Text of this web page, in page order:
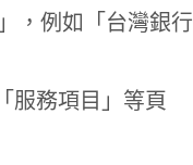
，例如「台灣銀行
服務項目」等頁